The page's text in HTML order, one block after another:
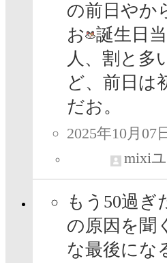
の前日やか
お
誕生日
人、割と多
ど、前日は
だお。
2025年10月07
mixi
もう50過ぎ
の原因を聞
な最後にな